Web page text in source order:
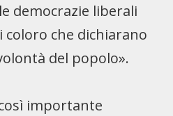
democrazie liberali
coloro che dichiarano
del popolo».
importante